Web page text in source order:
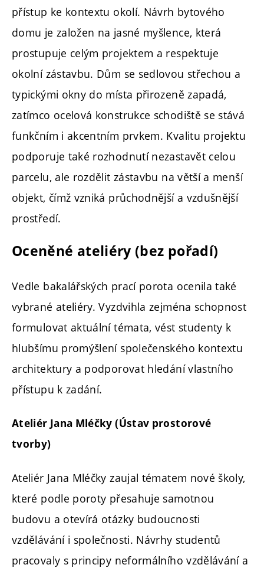
přístup ke kontextu okolí. Návrh bytového
domu je založen na jasné myšlence, která
prostupuje celým projektem a respektuje
okolní zástavbu. Dům se sedlovou střechou a
typickými okny do místa přirozeně zapadá,
zatímco ocelová konstrukce schodiště se stává
funkčním i akcentním prvkem. Kvalitu projektu
podporuje také rozhodnutí nezastavět celou
parcelu, ale rozdělit zástavbu na větší a menší
objekt, čímž vzniká průchodnější a vzdušnější
prostředí.
Oceněné ateliéry (bez pořadí)
Vedle bakalářských prací porota ocenila také
vybrané ateliéry. Vyzdvihla zejména schopnost
formulovat aktuální témata, vést studenty k
hlubšímu promýšlení společenského kontextu
architektury a podporovat hledání vlastního
přístupu k zadání.
Ateliér Jana Mléčky (Ústav prostorové
tvorby)
Ateliér Jana Mléčky zaujal tématem nové školy,
které podle poroty přesahuje samotnou
budovu a otevírá otázky budoucnosti
vzdělávání i společnosti. Návrhy studentů
pracovaly s principy neformálního vzdělávání a